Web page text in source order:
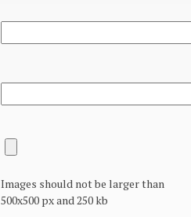
Images should not be larger than
500x500 px and 250 kb